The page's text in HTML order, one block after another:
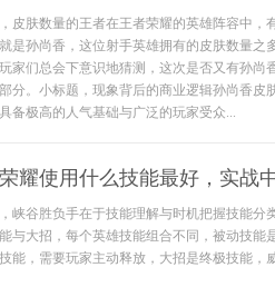
皮肤数量的王者在王者荣耀的英雄阵容中，
是孙尚香，这位射手英雄拥有的皮肤数量之
家们总会下意识地猜测，这次是否又有孙尚
分。小标题，现象背后的商业逻辑孙尚香皮
备极高的人气基础与广泛的玩家受众...
耀使用什么技能最好，实战
峡谷胜负手在于技能理解与时机把握技能分
与大招，每个英雄技能组合不同，被动技能
能，需要玩家主动释放，大招是终极技能，